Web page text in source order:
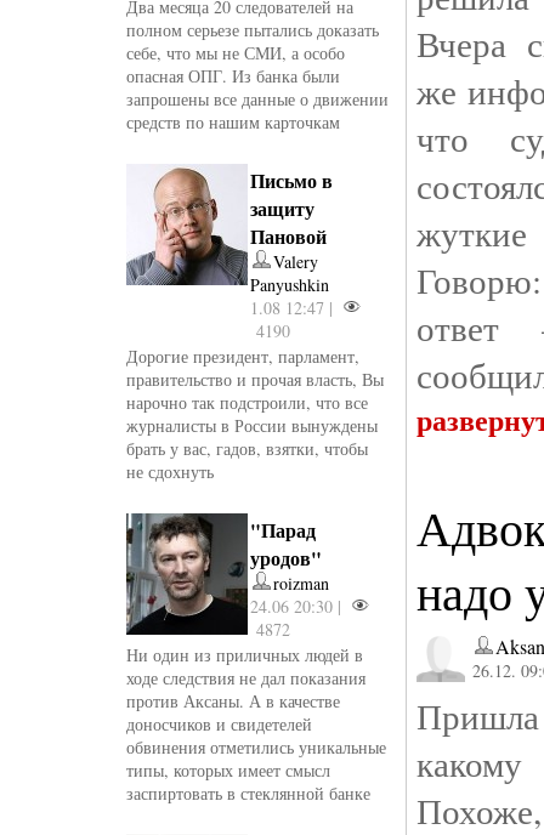
Два месяца 20 следователей на
полном серьезе пытались доказать
себе, что мы не СМИ, а особо
опасная ОПГ. Из банка были
запрошены все данные о движении
средств по нашим карточкам
Письмо в
защиту
Пановой
Valery
Panyushkin
1.08 12:47 |
4190
Дорогие президент, парламент,
правительство и прочая власть, Вы
нарочно так подстроили, что все
журналисты в России вынуждены
брать у вас, гадов, взятки, чтобы
не сдохнуть
"Парад
уродов"
roizman
24.06 20:30 |
4872
Ни один из приличных людей в
ходе следствия не дал показания
против Аксаны. А в качестве
доносчиков и свидетелей
обвинения отметились уникальные
типы, которых имеет смысл
заспиртовать в стеклянной банке
Вчера
же
что
надо
26.12.